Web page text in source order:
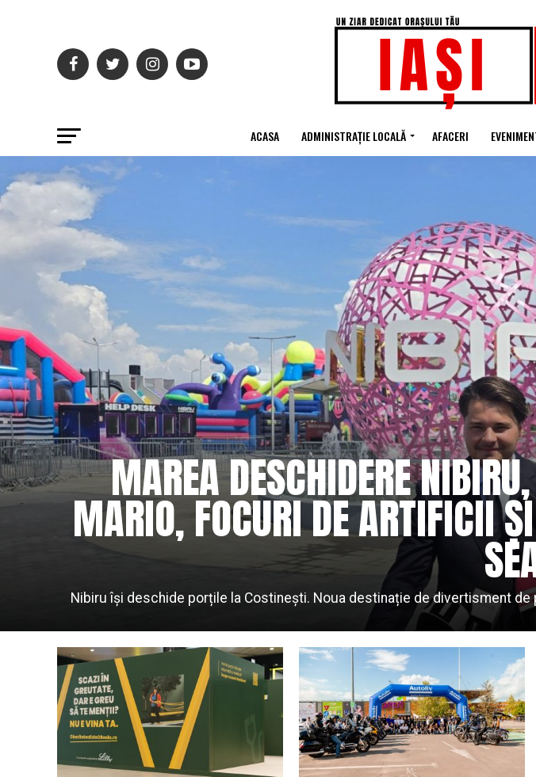
ACASA ADMINISTRAȚIE LOCALĂ AFACERI
MAREA DESCHIDERE
MARIO, FOCURI DE ARTIFICII
Nibiru își deschide porțile la Costinești. Noua destinație de divertisment